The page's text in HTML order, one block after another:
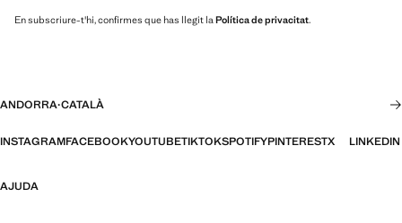
En subscriure-t'hi, confirmes que has llegit laPolítica de privacitat.
ANDORRA·CATALÀ
INSTAGRAMFACEBOOKYOUTUBETIKTOKSPOTIFYPINTERESTX LINKEDIN
AJUDA